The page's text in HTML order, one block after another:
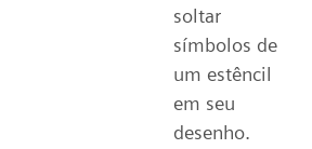
soltar
símbolos de
um estêncil
em seu
desenho.